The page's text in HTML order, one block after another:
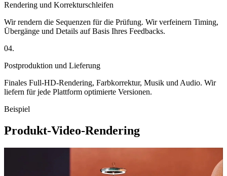
Rendering und Korrekturschleifen
Wir rendern die Sequenzen für die Prüfung. Wir verfeinern Timing,
Übergänge und Details auf Basis Ihres Feedbacks.
04.
Postproduktion und Lieferung
Finales Full-HD-Rendering, Farbkorrektur, Musik und Audio. Wir
liefern für jede Plattform optimierte Versionen.
Beispiel
Produkt-Video-Rendering